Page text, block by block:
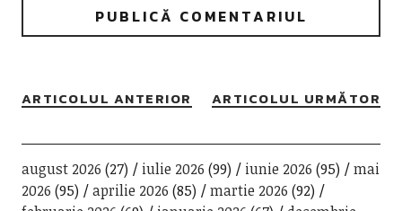
ARTICOLUL ANTERIOR ARTICOLUL URMĂTOR
august 2026 (27) iulie 2026 (99) iunie 2026 (95)
mai
2026 (95) aprilie 2026 (85) martie 2026 (92)